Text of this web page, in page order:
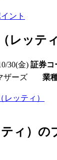
ント
レッテ
30(金) 証券コ
ザーズ 業
レッティ）
ィ）の